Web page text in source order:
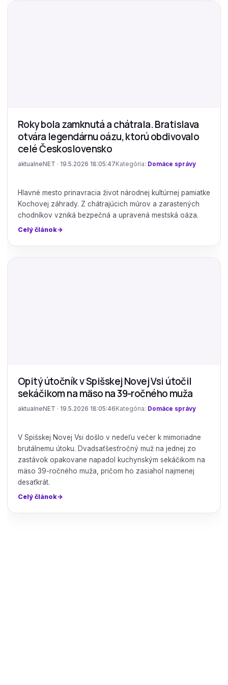
Roky bola zamknutá a chátrala. Bratislava
otvára legendárnu oázu, ktorú obdivovalo
celé Československo
aktualneNET · 19.5.2026 18:05:47 Kategória: Domáce správy
Hlavné mesto prinavracia život národnej kultúrnej pamiatke
Kochovej záhrady. Z chátrajúcich múrov a zarastených
chodníkov vzniká bezpečná a upravená mestská oáza.
Celý článok
Opitý útočník v Spišskej Novej Vsi útočil
sekáčikom na mäso na 39-ročného muža
aktualneNET · 19.5.2026 18:05:46 Kategória: Domáce správy
V Spišskej Novej Vsi došlo v nedeľu večer k mimoriadne
brutálnemu útoku. Dvadsaťšesťročný muž na jednej zo
zastávok opakovane napadol kuchynským sekáčikom na
mäso 39-ročného muža, pričom ho zasiahol najmenej
desaťkrát.
Celý článok